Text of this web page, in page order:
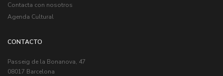
Contacta con nosotros
Agenda Cultural
CONTACTO
Passeig de la Bonanova, 47
08017 Barcelona